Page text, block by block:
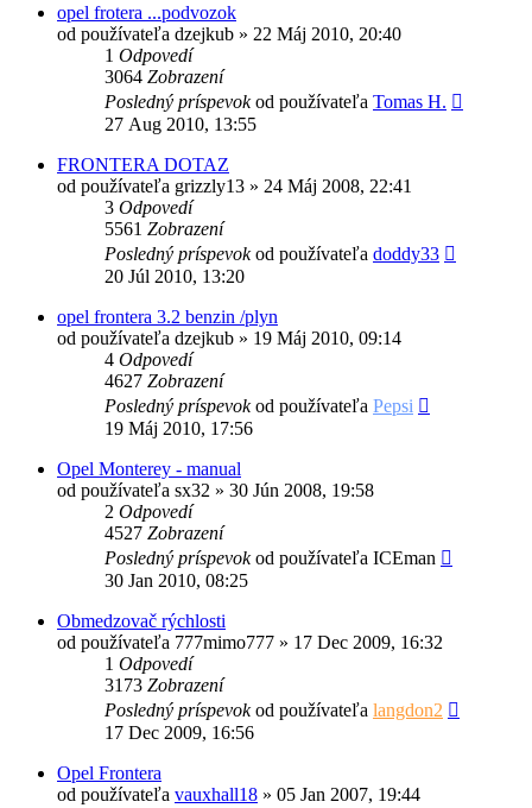
opel frotera ...podvozok
od používateľa dzejkub » 22 Máj 2010, 20:40
1 Odpovedí
3064 Zobrazení
Posledný príspevokod používateľa Tomas H.
27 Aug 2010, 13:55
FRONTERA DOTAZ
od používateľa grizzly13 » 24 Máj 2008, 22:41
3 Odpovedí
5561 Zobrazení
Posledný príspevokod používateľa doddy33
20 Júl 2010, 13:20
opel frontera 3.2 benzin /plyn
od používateľa dzejkub » 19 Máj 2010, 09:14
4 Odpovedí
4627 Zobrazení
Posledný príspevokod používateľa Pepsi
19 Máj 2010, 17:56
Opel Monterey - manual
od používateľa sx32 » 30 Jún 2008, 19:58
2 Odpovedí
4527 Zobrazení
Posledný príspevokod používateľa ICEman
30 Jan 2010, 08:25
Obmedzovač rýchlosti
od používateľa 777mimo777 » 17 Dec 2009, 16:32
1 Odpovedí
3173 Zobrazení
Posledný príspevokod používateľa langdon2
17 Dec 2009, 16:56
Opel Frontera
od používateľa vauxhall18 » 05 Jan 2007, 19:44